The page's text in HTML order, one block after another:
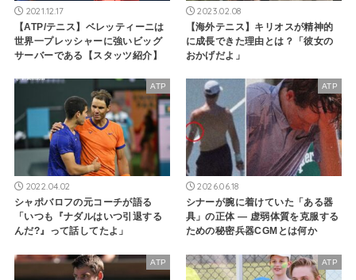
2021.12.17
【ATP/テニス】ベレッティーニは
世界一プレッシャーに強いビッグ
サーバーである【スタッツ紹介】
2023.02.08
【海外テニス】キリオスが精神的
に成長できた理由とは？「彼女の
おかげだよ」
ATP
2022.04.02
シャポバロフの元コーチが語る
「いつも『ナダルはいつ引退する
んだ?』って話してたよ」
ATP
2026.06.18
シナーが腕に着けていた「ある器
具」の正体 ― 虚弱体質を克服する
ための秘密兵器CGMとは何か
ATP ATP